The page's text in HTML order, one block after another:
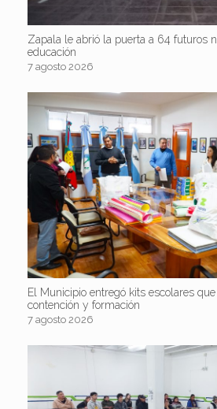
Zapala le abrió la puerta a 64 futuros
educación
7 agosto 2026
El Municipio entregó kits escolares
contención y formación
7 agosto 2026